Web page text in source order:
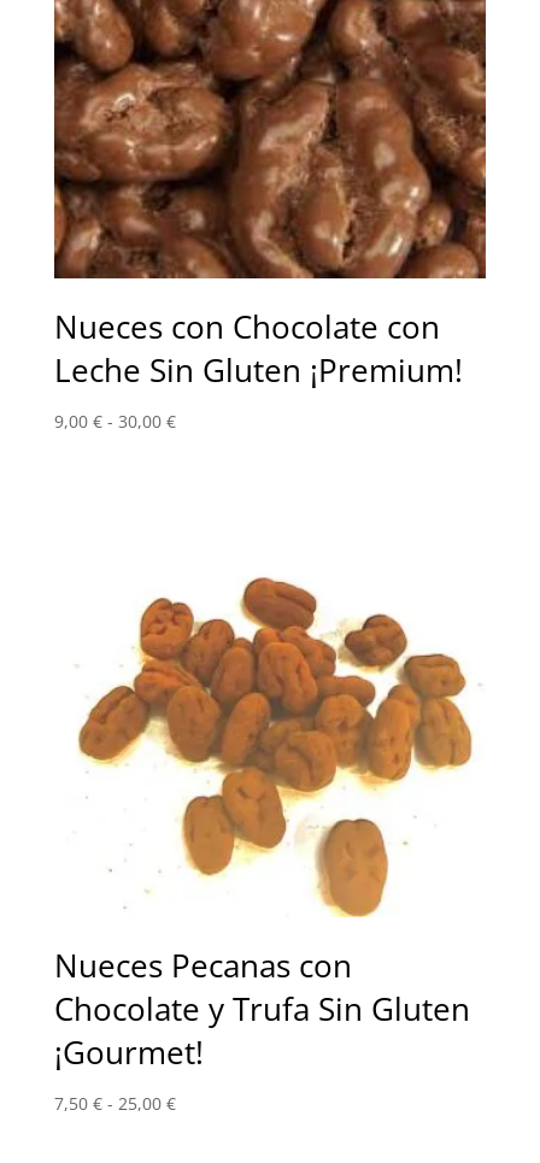
Nueces con Chocolate con
Leche Sin Gluten ¡Premium!
9,00 € - 30,00 €Rango
Nueces Pecanas con
Chocolate y Trufa Sin Gluten
¡Gourmet!
7,50 € - 25,00 €Rango